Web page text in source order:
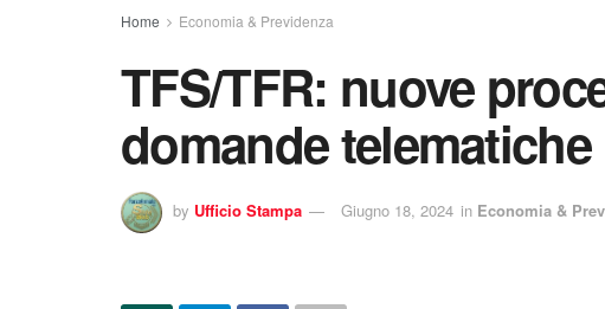
Home Economia & Previdenza
TFS/TFR: nuove
domande telematiche
by Ufficio Stampa Giugno 18, 2024 in Economia &